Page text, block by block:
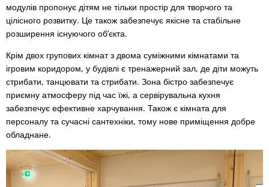
модулів пропонує дітям не тільки простір для творчого та
цілісного розвитку. Це також забезпечує якісне та стабільне
розширення існуючого об’єкта.
Крім двох групових кімнат з двома суміжними кімнатами та
ігровим коридором, у будівлі є тренажерний зал, де діти можуть
стрибати, танцювати та стрибати. Зона бістро забезпечує
приємну атмосферу під час їжі, а сервірувальна кухня
забезпечує ефективне харчування. Також є кімната для
персоналу та сучасні сантехніки, тому нове приміщення добре
обладнане.